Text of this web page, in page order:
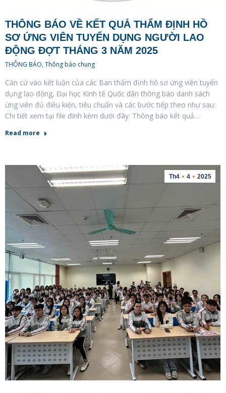
THÔNG BÁO VỀ KẾT QUẢ THẨM ĐỊNH HỒ
SƠ ỨNG VIÊN TUYỂN DỤNG NGƯỜI LAO
ĐỘNG ĐỢT THÁNG 3 NĂM 2025
THÔNG BÁO,Thông báo chung
Căn cứ vào kết luận của các Ban thẩm định hồ sơ ứng viên tuyển
dụng lao động, Đại học Kinh tế Quốc dân thông báo danh sách
ứng viên đủ điều kiện, tiêu chuẩn và các bước tiếp theo như sau:
Chi tiết xem tại file đính kèm dưới đây: Thông báo kết quả…
Read more
Th4 4 2025